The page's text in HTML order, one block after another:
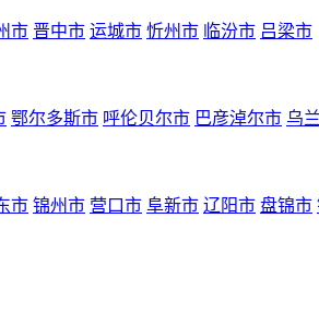
市 晋中市 运城市 忻州市 临汾市 吕梁市
鄂尔多斯市 呼伦贝尔市 巴彦淖尔市 乌
市 锦州市 营口市 阜新市 辽阳市 盘锦市